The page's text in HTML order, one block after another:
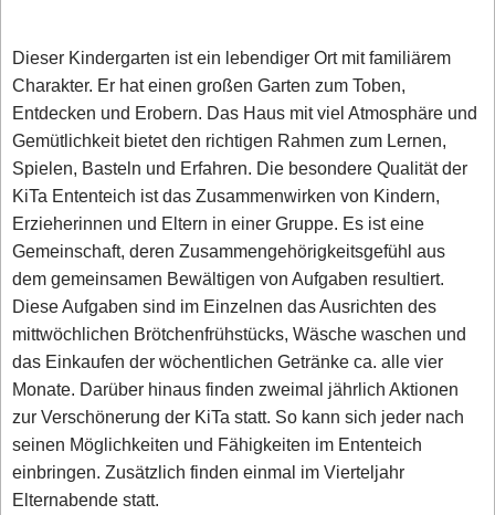
Dieser Kindergarten ist ein lebendiger Ort mit familiärem
Charakter. Er hat einen großen Garten zum Toben,
Entdecken und Erobern. Das Haus mit viel Atmosphäre und
Gemütlichkeit bietet den richtigen Rahmen zum Lernen,
Spielen, Basteln und Erfahren. Die besondere Qualität der
KiTa Ententeich ist das Zusammenwirken von Kindern,
Erzieherinnen und Eltern in einer Gruppe. Es ist eine
Gemeinschaft, deren Zusammengehörigkeitsgefühl aus
dem gemeinsamen Bewältigen von Aufgaben resultiert.
Diese Aufgaben sind im Einzelnen das Ausrichten des
mittwöchlichen Brötchenfrühstücks, Wäsche waschen und
das Einkaufen der wöchentlichen Getränke ca. alle vier
Monate. Darüber hinaus finden zweimal jährlich Aktionen
zur Verschönerung der KiTa statt. So kann sich jeder nach
seinen Möglichkeiten und Fähigkeiten im Ententeich
einbringen. Zusätzlich finden einmal im Vierteljahr
Elternabende statt.